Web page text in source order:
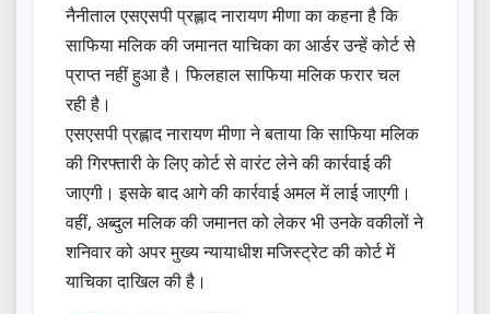
नैनीताल एसएसपी प्रह्लाद नारायण मीणा का कहना है कि
साफिया मलिक की जमानत याचिका का आर्डर उन्हें कोर्ट से
प्राप्त नहीं हुआ है। फिलहाल साफिया मलिक फरार चल
रही है।
एसएसपी प्रह्लाद नारायण मीणा ने बताया कि साफिया मलिक
की गिरफ्तारी के लिए कोर्ट से वारंट लेने की कार्रवाई की
जाएगी। इसके बाद आगे की कार्रवाई अमल में लाई जाएगी।
वहीं, अब्दुल मलिक की जमानत को लेकर भी उनके वकीलों ने
शनिवार को अपर मुख्य न्यायाधीश मजिस्ट्रेट की कोर्ट में
याचिका दाखिल की है।